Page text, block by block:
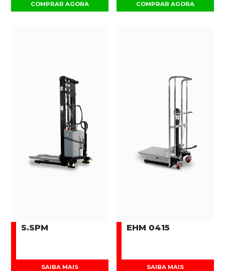
COMPRAR AGORA COMPRAR AGORA
S.SPM
SAIBA MAIS
EHM 0415
SAIBA MAIS